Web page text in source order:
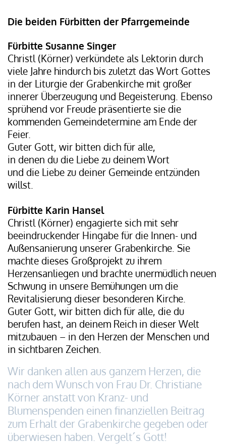
Die beiden Fürbitten der Pfarrgemeinde
Fürbitte Susanne Singer
Christl (Körner) verkündete als Lektorin durch
viele Jahre hindurch bis zuletzt das Wort Gottes
in der Liturgie der Grabenkirche mit großer
innerer Überzeugung und Begeisterung. Ebenso
sprühend vor Freude präsentierte sie die
kommenden Gemeindetermine am Ende der
Feier.
Guter Gott, wir bitten dich für alle,
in denen du die Liebe zu deinem Wort
und die Liebe zu deiner Gemeinde entzünden
willst.
Fürbitte Karin Hansel
Christl (Körner) engagierte sich mit sehr
beeindruckender Hingabe für die Innen- und
Außensanierung unserer Grabenkirche. Sie
machte dieses Großprojekt zu ihrem
Herzensanliegen und brachte unermüdlich neuen
Schwung in unsere Bemühungen um die
Revitalisierung dieser besonderen Kirche.
Guter Gott, wir bitten dich für alle, die du
berufen hast, an deinem Reich in dieser Welt
mitzubauen – in den Herzen der Menschen und
in sichtbaren Zeichen.
Wir danken allen aus ganzem Herzen, die
nach dem Wunsch von Frau Dr. Christiane
Körner anstatt von Kranz- und
Blumenspenden einen finanziellen Beitrag
zum Erhalt der Grabenkirche gegeben oder
überwiesen haben. Vergelt´s Gott!